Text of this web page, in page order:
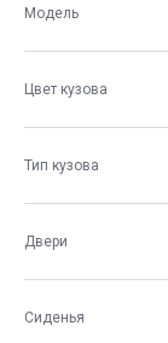
Модель
Цвет кузова
Тип кузова
Двери
Сиденья